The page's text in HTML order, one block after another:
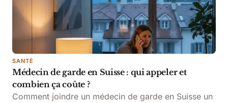
SANTÉ
Médecin de garde en Suisse : qui appeler et
combien ça coûte ?
Comment joindre un médecin de garde en Suisse un